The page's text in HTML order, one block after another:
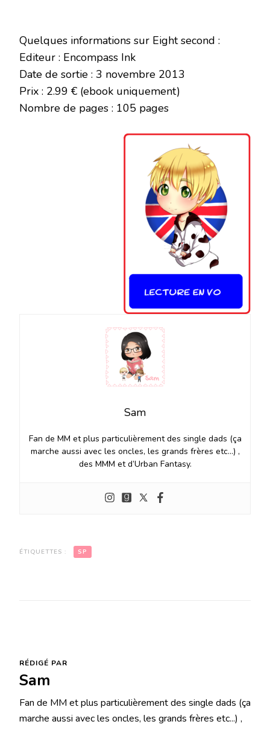
Quelques informations sur Eight second :
Editeur : Encompass Ink
Date de sortie : 3 novembre 2013
Prix : 2.99 € (ebook uniquement)
Nombre de pages : 105 pages
Sam
Fan de MM et plus particulièrement des single dads (ça
marche aussi avec les oncles, les grands frères etc…) ,
des MMM et d’Urban Fantasy.
ÉTIQUETTES : SP
RÉDIGÉ PAR
Sam
Fan de MM et plus particulièrement des single dads (ça
marche aussi avec les oncles, les grands frères etc...) ,